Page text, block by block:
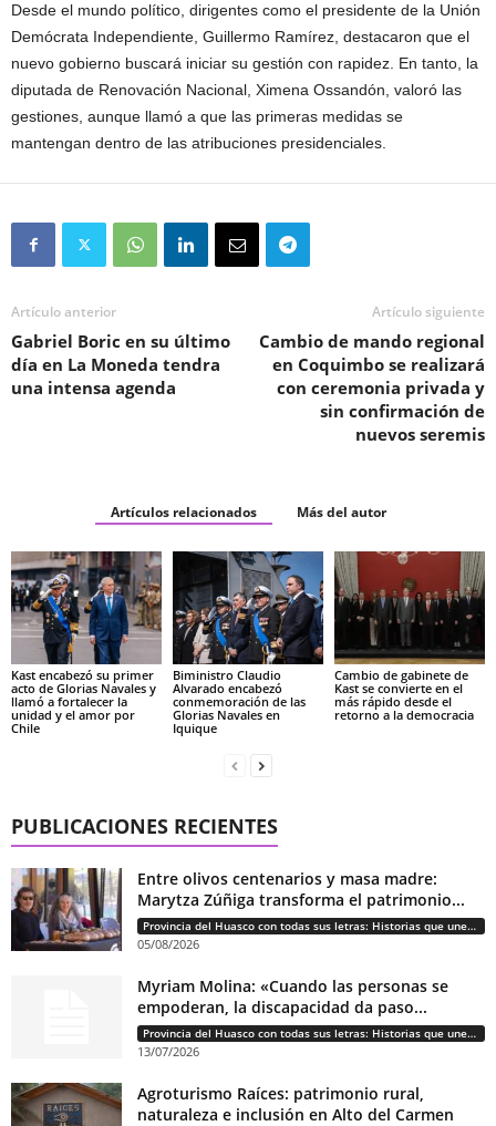
Desde el mundo político, dirigentes como el presidente de la Unión
Demócrata Independiente Guillermo Ramírez , destacaron que el
nuevo gobierno buscará iniciar su gestión con rapidez. En tanto, la
diputada de Renovación Nacional Ximena Ossandón , valoró las
gestiones, aunque llamó a que las primeras medidas se
mantengan dentro de las atribuciones presidenciales.
Artículo anterior
Gabriel Boric en su último
día en La Moneda tendra
una intensa agenda
Artículo siguiente
Cambio de mando regional
en Coquimbo se realizará
con ceremonia privada y
sin confirmación de
nuevos seremis
Artículos relacionados Más del autor
Kast encabezó su primer
acto de Glorias Navales y
llamó a fortalecer la
unidad y el amor por
Chile
Biministro Claudio
Alvarado encabezó
conmemoración de las
Glorias Navales en
Iquique
Cambio de gabinete de
Kast se convierte en el
más rápido desde el
retorno a la democracia
PUBLICACIONES RECIENTES
Entre olivos centenarios y masa madre:
Marytza Zúñiga transforma el patrimonio...
Provincia del Huasco con todas sus letras: Historias que unen cultura, diversidad e identidad
05/08/2026
Myriam Molina: «Cuando las personas se
empoderan, la discapacidad da paso...
Provincia del Huasco con todas sus letras: Historias que unen cultura, diversidad e identidad
13/07/2026
Agroturismo Raíces: patrimonio rural,
naturaleza e inclusión en Alto del Carmen